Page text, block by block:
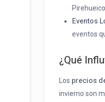
Eventos
eventos
¿Qué
Los precios
invierno son